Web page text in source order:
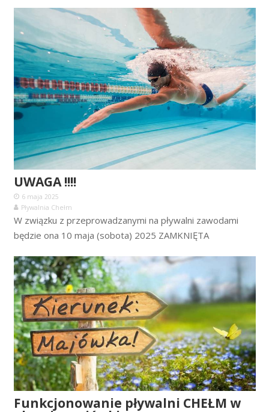
UWAGA !!!!
6 maja 2025
Pływalnia Chełm
W związku z przeprowadzanymi na pływalni zawodami
będzie ona 10 maja (sobota) 2025 ZAMKNIĘTA
Funkcjonowanie pływalni CHEŁM w